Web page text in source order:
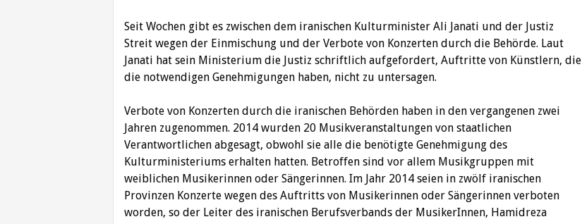
Seit Wochen gibt es zwischen dem iranischen Kulturminister Ali Janati und der Justiz
Streit wegen der Einmischung und der Verbote von Konzerten durch die Behörde. Laut
Janati hat sein Ministerium die Justiz schriftlich aufgefordert, Auftritte von Künstlern, die
die notwendigen Genehmigungen haben, nicht zu untersagen.
Verbote von Konzerten durch die iranischen Behörden haben in den vergangenen zwei
Jahren zugenommen. 2014 wurden 20 Musikveranstaltungen von staatlichen
Verantwortlichen abgesagt, obwohl sie alle die benötigte Genehmigung des
Kulturministeriums erhalten hatten. Betroffen sind vor allem Musikgruppen mit
weiblichen Musikerinnen oder Sängerinnen. Im Jahr 2014 seien in zwölf iranischen
Provinzen Konzerte wegen des Auftritts von Musikerinnen oder Sängerinnen verboten
worden, so der Leiter des iranischen Berufsverbands der MusikerInnen, Hamidreza